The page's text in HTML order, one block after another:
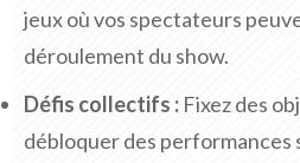
jeux où vos spectateurs
déroulement du show.
Défis collectifs : Fixez des
débloquer des performances